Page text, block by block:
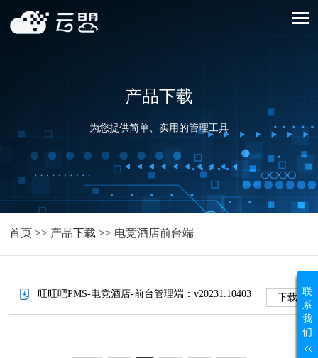
产品下载
为您提供简单、实用的管理工具
首页 >> 产品下载 >> 电竞酒店前台端
旺旺吧PMS-电竞酒店-前台管理端：v20231.10403 下载
联
系
我
们